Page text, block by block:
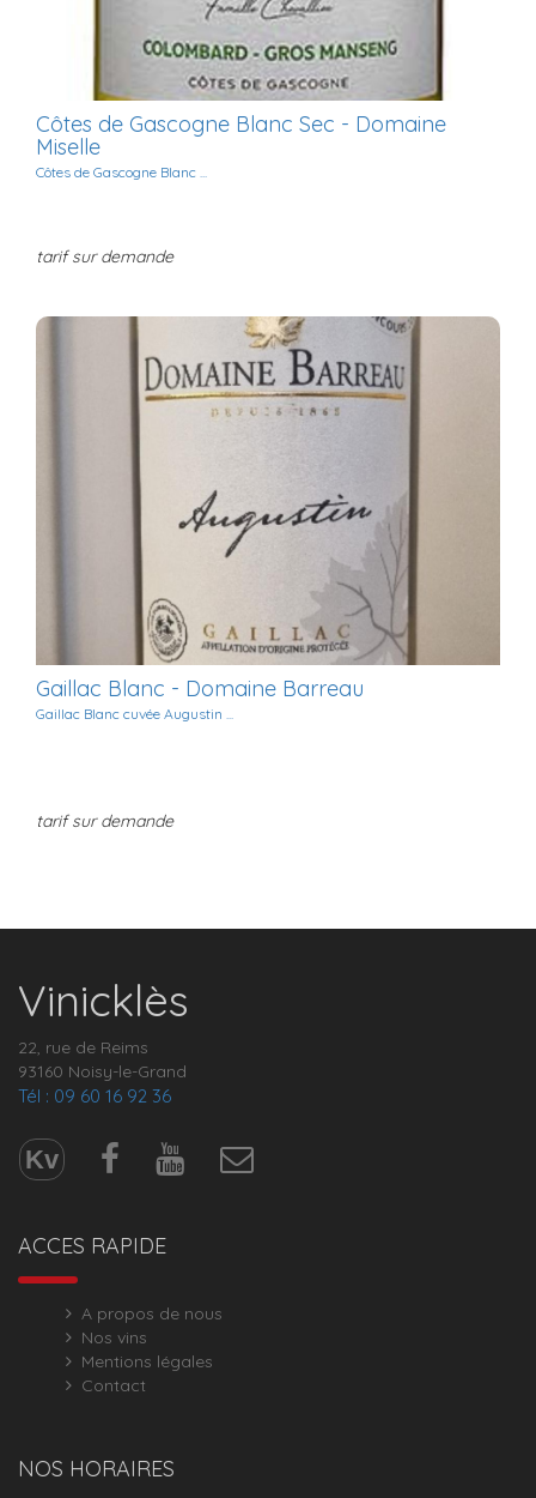
Côtes de Gascogne Blanc Sec - Domaine
Miselle
Côtes de Gascogne Blanc ...
tarif sur demande
Gaillac Blanc - Domaine Barreau
Gaillac Blanc cuvée Augustin ...
tarif sur demande
Vinicklès
22, rue de Reims
93160 Noisy-le-Grand
Tél : 09 60 16 92 36
Kv
ACCES RAPIDE
A propos de nous
Nos vins
Mentions légales
Contact
NOS HORAIRES